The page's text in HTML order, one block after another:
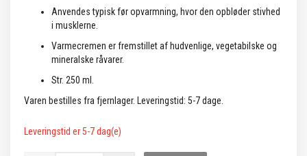
Anvendes typisk før opvarmning, hvor den opbløder stivhed
i musklerne.
Varmecremen er fremstillet af hudvenlige, vegetabilske og
mineralske råvarer.
Str. 250 ml.
Varen bestilles fra fjernlager. Leveringstid: 5-7 dage.
Leveringstid er 5-7 dag(e)